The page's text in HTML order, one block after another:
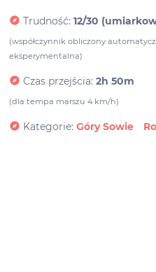
Trudność: 12/30
(współczynnik obliczony
eksperymentalna)
Czas przejścia: 2h 50m
(dla tempa marszu 4 km/h)
Kategorie: Góry Sowie